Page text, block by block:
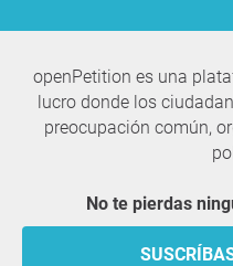
openPetition es una
lucro donde los
preocupación común,
No te pierdas